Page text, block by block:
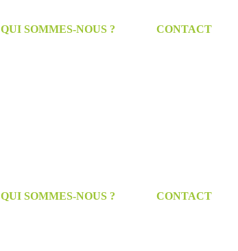
QUI SOMMES-NOUS ?
CONTACT
QUI SOMMES-NOUS ? CONTACT